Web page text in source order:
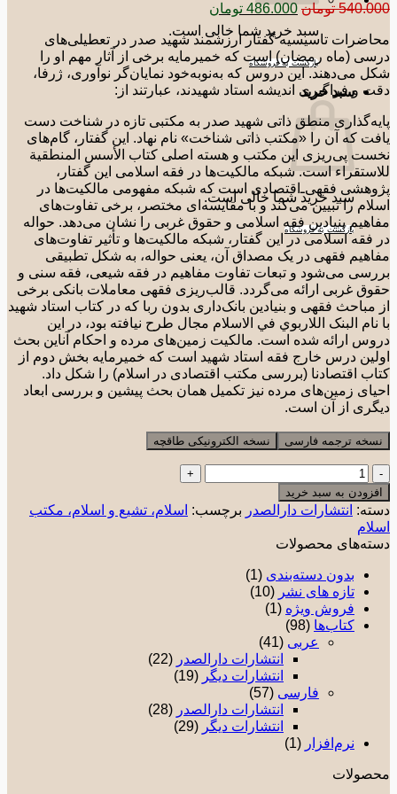
سبد خرید شما خالی است.
بازگشت به فروشگاه
سبد خرید
سبد خرید شما خالی است.
بازگشت به فروشگاه
تومانقیمت
اصلی:
540.000 تومان
بود.
486.000 تومانقیمت
فعلی:
486.000 تومان.
تاسیسیه گفتار ارزشمند شهید صدر در تعطیلی‌های
(ماه رمضان) است که خمیرمایه برخی از آثار مهم او را
می‌دهند. این دروس که به‌نوبه‌خود نمایان‌گر نوآوری، ژرفا،
و فراگیری اندیشه استاد شهیدند، عبارتند از:
منطق ذاتی شهید صدر به مکتبی تازه در شناخت دست
که آن را «مکتب ذاتی شناخت» نام نهاد. این گفتار، گام‌های
پی‌ریزی این مکتب و هسته اصلی کتاب الأسس المنطقیة
است. شبکه مالکیت‌ها در فقه اسلامی این گفتار،
فقهی‌ـ‌اقتصادی است که شبکه مفهومی مالکیت‌ها در
را تبیین می‌کند و با مقایسه‌ای مختصر، برخی تفاوت‌های
بنیادین فقه اسلامی و حقوق غربی را نشان می‌دهد. حواله
فقه اسلامی در این گفتار، شبکه مالکیت‌ها و تأثیر تفاوت‌های
فقهی در یک مصداق آن، یعنی حواله، به شکل تطبیقی
می‌شود و تبعات تفاوت مفاهیم در فقه شیعی، فقه سنی و
غربی ارائه می‌گردد. قالب‌ریزی فقهی معاملات بانکی برخی
مباحث فقهی و بنیادین بانک‌داری بدون ربا که در کتاب استاد شهید
البنک اللاربوي في الاسلام مجال طرح نیافته بود، در این
ارائه شده است. مالکیت زمین‌های مرده و احکام آناین بحث
درس خارج فقه استاد شهید است که خمیرمایه بخش دوم از
اقتصادنا (بررسی مکتب اقتصادی در اسلام) را شکل داد.
زمین‌های مرده نیز تکمیل همان بحث پیشین و بررسی ابعاد
از آن است.
ترجمه فارسی نسخه الکترونیکی طاقچه
محاضرات
تأسيسية
عدد
به سبد خرید
انتشارات دارالصدر برچسب:اسلام، تشیع و اسلام، مکتب
محصولات
بدون دسته‌بندی (1)
تازه های نشر (10)
فروش ویژه (1)
کتاب‌ها (98)
عربی (41)
انتشارات دارالصدر (22)
انتشارات دیگر (19)
فارسی (57)
انتشارات دارالصدر (28)
انتشارات دیگر (29)
نرم‌افزار (1)